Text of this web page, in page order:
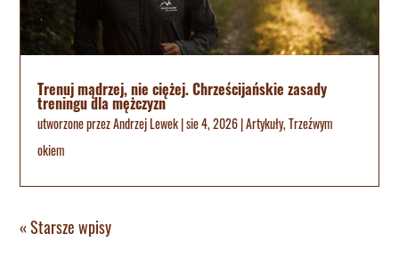
Trenuj mądrzej, nie ciężej. Chrześcijańskie zasady
treningu dla mężczyzn
utworzone przezAndrzej Lewek|sie 4, 2026|Artykuły,Trzeźwym
okiem
« Starsze wpisy